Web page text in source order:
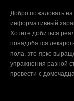
Добро пожаловать
информативный
Хотите добиться
понадобятся
пола, это ярко
упражнения разной
провести с